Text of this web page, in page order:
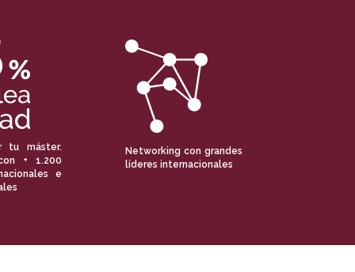
tu máster.
+ 1.200
e
Networking con grandes
líderes internacionales